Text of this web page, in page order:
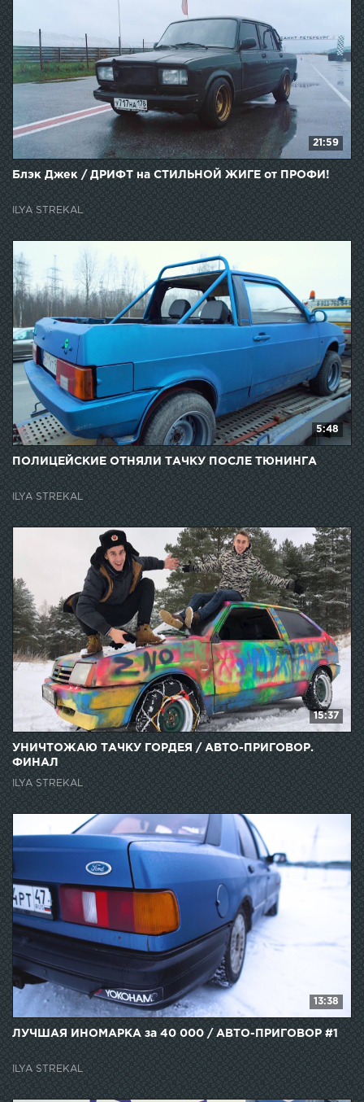
21:59
Блэк Джек / ДРИФТ на СТИЛЬНОЙ ЖИГЕ от ПРОФИ!
ILYA STREKAL
5:48
ПОЛИЦЕЙСКИЕ ОТНЯЛИ ТАЧКУ ПОСЛЕ ТЮНИНГА
ILYA STREKAL
15:37
УНИЧТОЖАЮ ТАЧКУ ГОРДЕЯ / АВТО-ПРИГОВОР.
ФИНАЛ
ILYA STREKAL
13:38
ЛУЧШАЯ ИНОМАРКА за 40 000 / АВТО-ПРИГОВОР #1
ILYA STREKAL